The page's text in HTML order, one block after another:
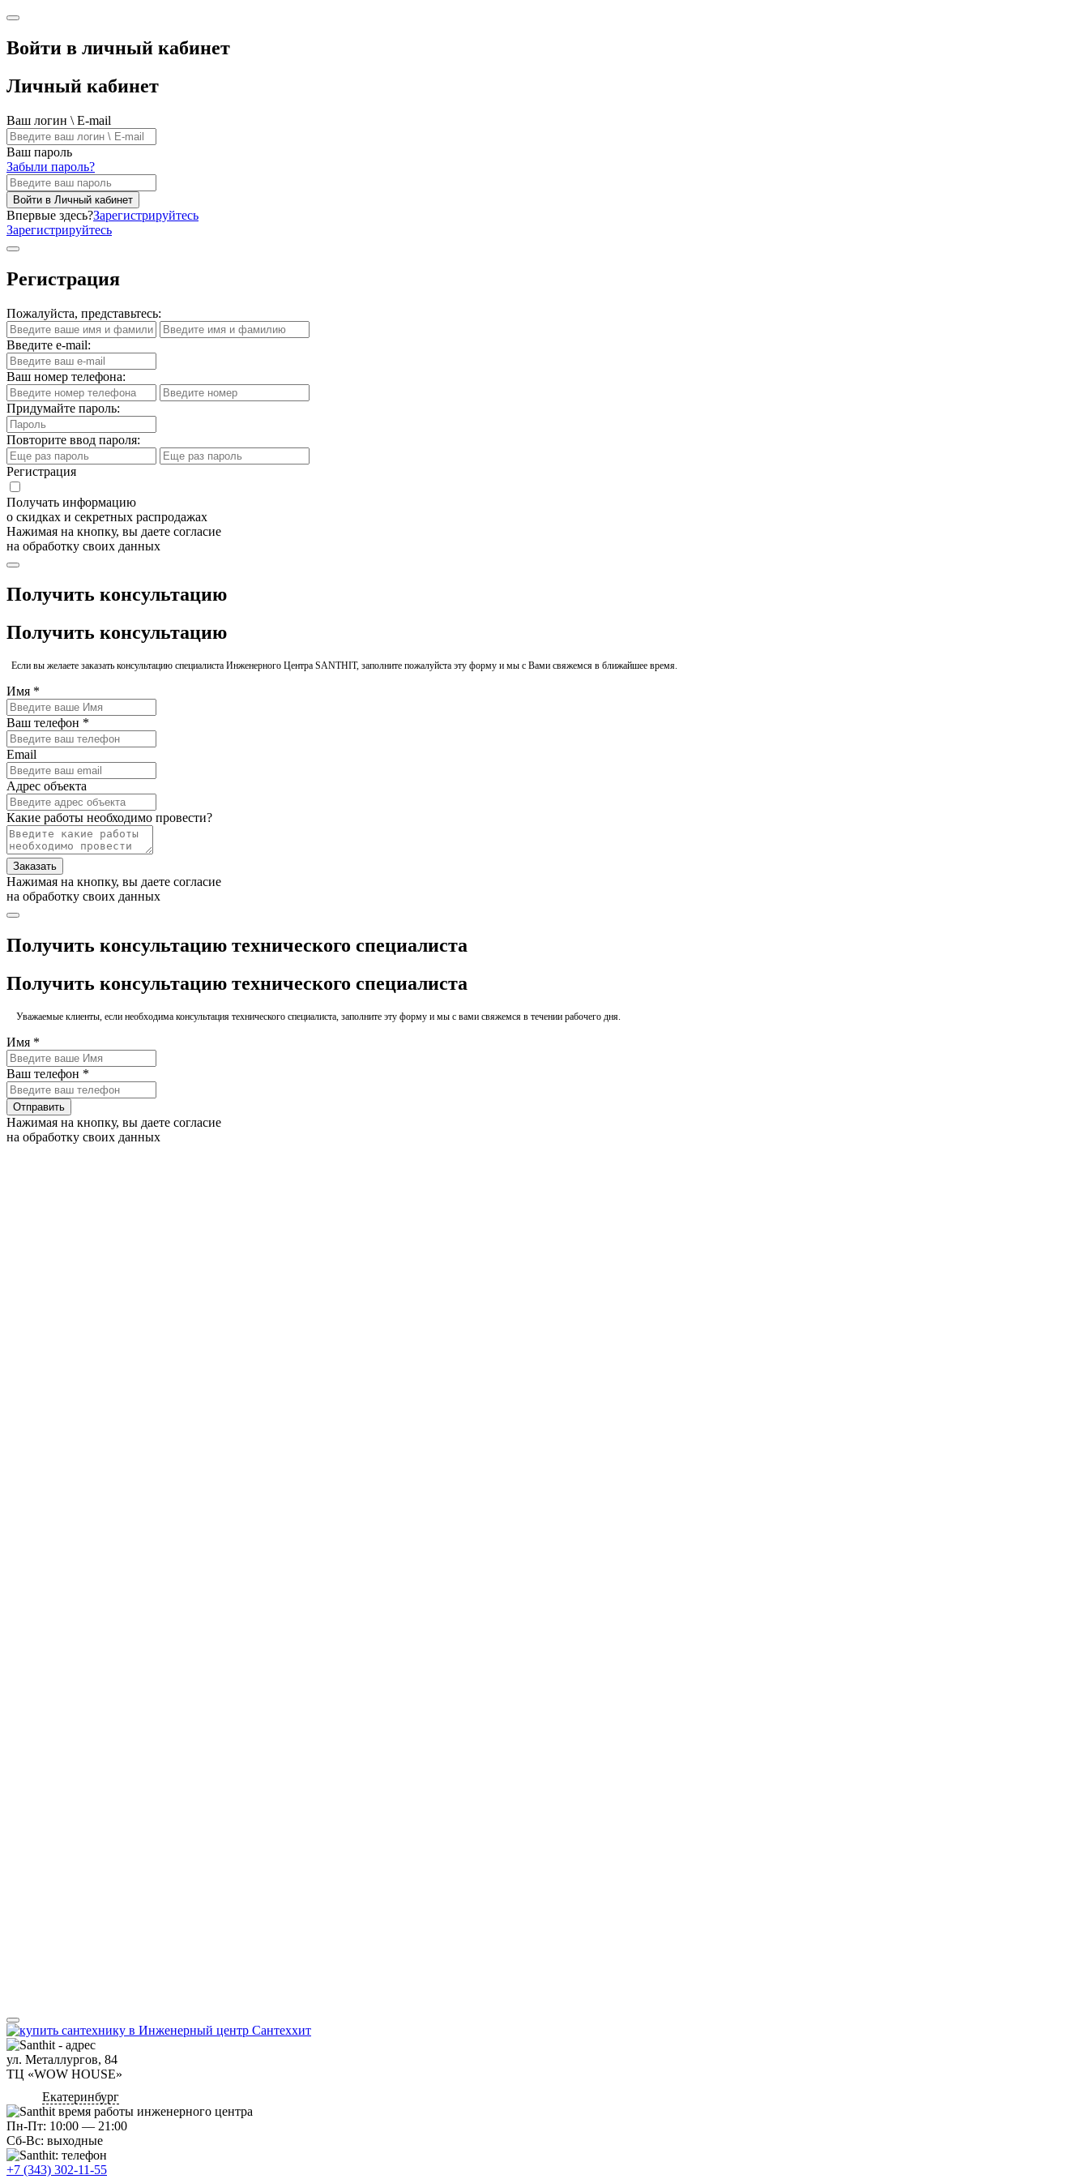
Войти в личный кабинет
Личный кабинет
Ваш логин \ E-mail
Ваш пароль
Забыли пароль?
Войти в Личный кабинет
Впервые здесь?Зарегистрируйтесь
Зарегистрируйтесь
Регистрация
Пожалуйста, представьтесь:
Введите e-mail:
Ваш номер телефона:
Придумайте пароль:
Повторите ввод пароля:
Регистрация
Получать информацию
о скидках и секретных распродажах
Нажимая на кнопку, вы даете согласие
на обработку своих данных
Получить консультацию
Получить консультацию
Если вы желаете заказать консультацию специалиста Инженерного Центра SANTHIT, заполните пожалуйста эту форму и мы с Вами свяжемся в ближайшее время.
Имя *
Ваш телефон *
Email
Адрес объекта
Какие работы необходимо провести?
Заказать
Нажимая на кнопку, вы даете согласие
на обработку своих данных
Получить консультацию технического специалиста
Получить консультацию технического специалиста
Уважаемые клиенты, если необходима консультация технического специалиста, заполните эту форму и мы с вами свяжемся в течении рабочего дня.
Имя *
Ваш телефон *
Отправить
Нажимая на кнопку, вы даете согласие
на обработку своих данных
ул. Металлургов, 84
ТЦ «WOW HOUSE»
Екатеринбург
Пн-Пт: 10:00 — 21:00
Сб-Вс: выходные
+7 (343) 302-11-55